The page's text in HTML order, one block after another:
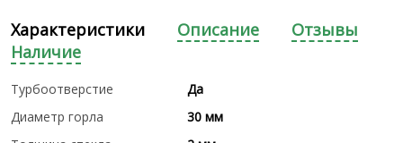
Характеристики Описание
Отзывы
Наличие
Турбоотверстие
Да
Диаметр горла
30 мм